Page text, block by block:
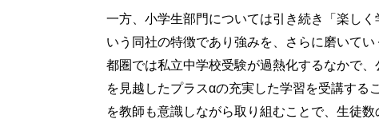
一方、小学生部門については引き続き「楽し
いう同社の特徴であり強みを、さらに磨いて
都圏では私立中学校受験が過熱化するなかで
を見越したプラスαの充実した学習を受講する
を教師も意識しながら取り組むことで、生徒数